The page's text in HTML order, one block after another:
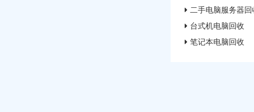
二手电脑服务器回
台式机电脑回收
笔记本电脑回收